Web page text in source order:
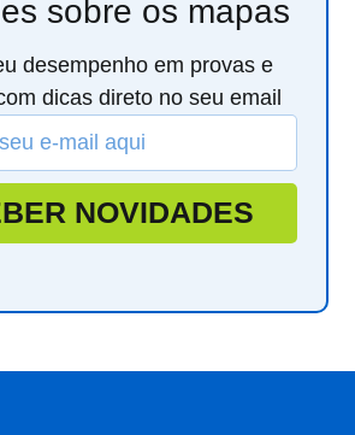
sobre os mapas
desempenho em provas e
dicas direto no seu email
NOVIDADES